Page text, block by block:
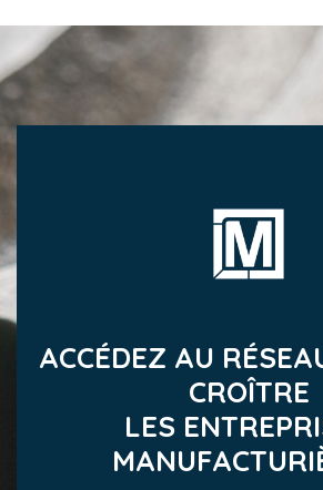
ACCÉDEZ AU
CROÎTRE
LES